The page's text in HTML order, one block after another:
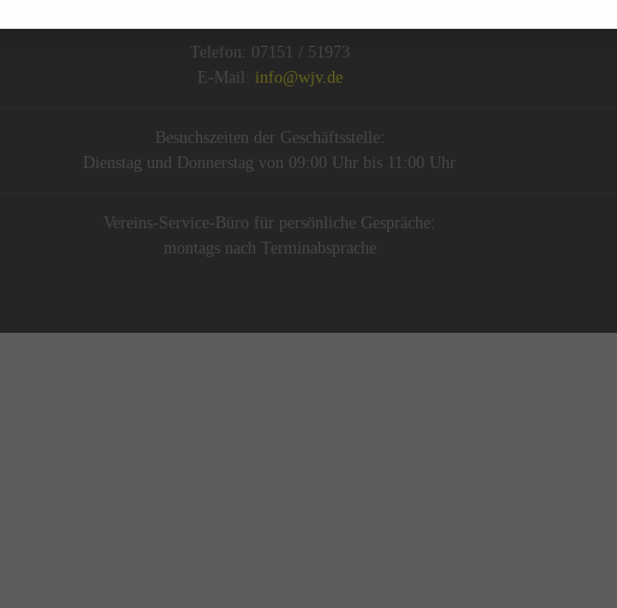
Telefon: 07151 / 51973
E-Mail: info@wjv.de
Besuchszeiten der Geschäftsstelle:
Dienstag und Donnerstag von 09:00 Uhr bis 11:00 Uhr
Vereins-Service-Büro für persönliche Gespräche:
montags nach Terminabsprache